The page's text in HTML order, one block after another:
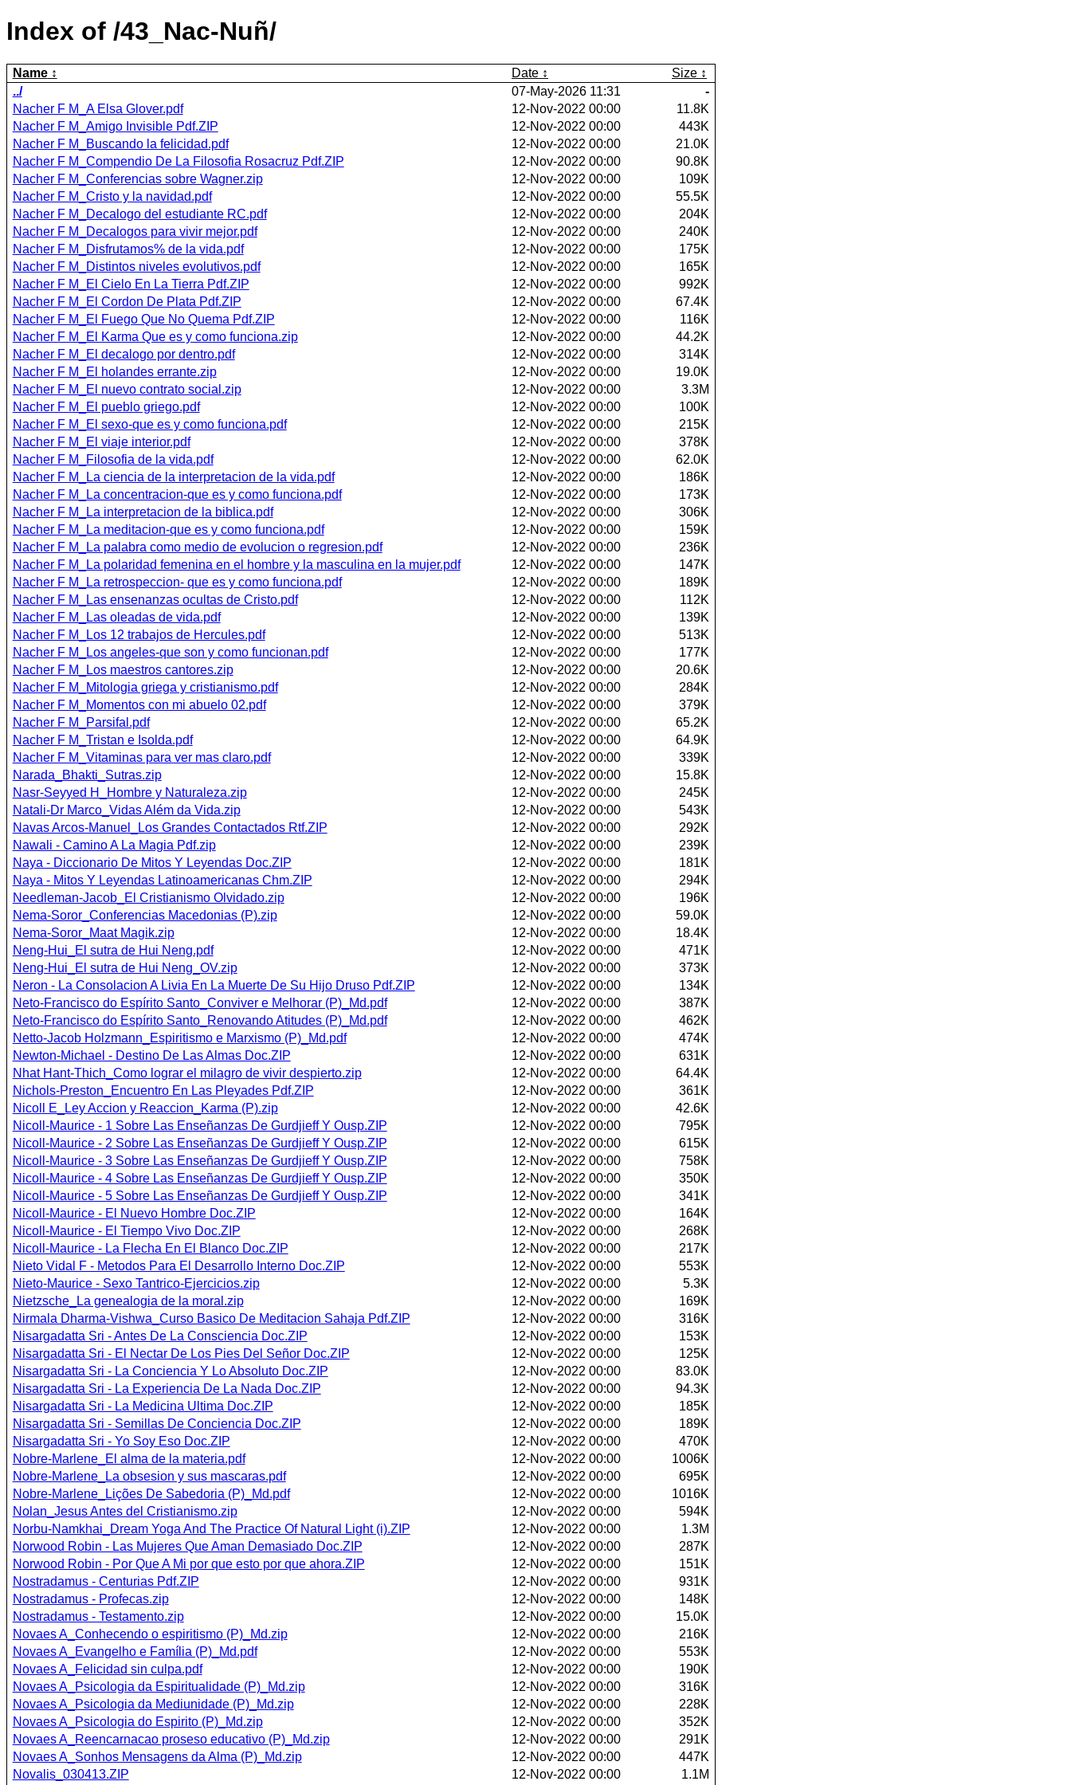
Index of /43_Nac-Nuñ/
Name Date
Size
../
07-May-2026 11:31
-
Nacher F M_A Elsa Glover.pdf
12-Nov-2022 00:00
11.8K
Nacher F M_Amigo Invisible Pdf.ZIP
12-Nov-2022 00:00
443K
Nacher F M_Buscando la felicidad.pdf
12-Nov-2022 00:00
21.0K
Nacher F M_Compendio De La Filosofia Rosacruz Pdf.ZIP
12-Nov-2022 00:00
90.8K
Nacher F M_Conferencias sobre Wagner.zip
12-Nov-2022 00:00
109K
Nacher F M_Cristo y la navidad.pdf
12-Nov-2022 00:00
55.5K
Nacher F M_Decalogo del estudiante RC.pdf
12-Nov-2022 00:00
204K
Nacher F M_Decalogos para vivir mejor.pdf
12-Nov-2022 00:00
240K
Nacher F M_Disfrutamos% de la vida.pdf
12-Nov-2022 00:00
175K
Nacher F M_Distintos niveles evolutivos.pdf
12-Nov-2022 00:00
165K
Nacher F M_El Cielo En La Tierra Pdf.ZIP
12-Nov-2022 00:00
992K
Nacher F M_El Cordon De Plata Pdf.ZIP
12-Nov-2022 00:00
67.4K
Nacher F M_El Fuego Que No Quema Pdf.ZIP
12-Nov-2022 00:00
116K
Nacher F M_El Karma Que es y como funciona.zip
12-Nov-2022 00:00
44.2K
Nacher F M_El decalogo por dentro.pdf
12-Nov-2022 00:00
314K
Nacher F M_El holandes errante.zip
12-Nov-2022 00:00
19.0K
Nacher F M_El nuevo contrato social.zip
12-Nov-2022 00:00
3.3M
Nacher F M_El pueblo griego.pdf
12-Nov-2022 00:00
100K
Nacher F M_El sexo-que es y como funciona.pdf
12-Nov-2022 00:00
215K
Nacher F M_El viaje interior.pdf
12-Nov-2022 00:00
378K
Nacher F M_Filosofia de la vida.pdf
12-Nov-2022 00:00
62.0K
Nacher F M_La ciencia de la interpretacion de la vida.pdf
12-Nov-2022 00:00
186K
Nacher F M_La concentracion-que es y como funciona.pdf
12-Nov-2022 00:00
173K
Nacher F M_La interpretacion de la biblica.pdf
12-Nov-2022 00:00
306K
Nacher F M_La meditacion-que es y como funciona.pdf
12-Nov-2022 00:00
159K
Nacher F M_La palabra como medio de evolucion o regresion.pdf
12-Nov-2022 00:00
236K
Nacher F M_La polaridad femenina en el hombre y la masculina en la mujer.pdf
12-Nov-2022 00:00
147K
Nacher F M_La retrospeccion- que es y como funciona.pdf
12-Nov-2022 00:00
189K
Nacher F M_Las ensenanzas ocultas de Cristo.pdf
12-Nov-2022 00:00
112K
Nacher F M_Las oleadas de vida.pdf
12-Nov-2022 00:00
139K
Nacher F M_Los 12 trabajos de Hercules.pdf
12-Nov-2022 00:00
513K
Nacher F M_Los angeles-que son y como funcionan.pdf
12-Nov-2022 00:00
177K
Nacher F M_Los maestros cantores.zip
12-Nov-2022 00:00
20.6K
Nacher F M_Mitologia griega y cristianismo.pdf
12-Nov-2022 00:00
284K
Nacher F M_Momentos con mi abuelo 02.pdf
12-Nov-2022 00:00
379K
Nacher F M_Parsifal.pdf
12-Nov-2022 00:00
65.2K
Nacher F M_Tristan e Isolda.pdf
12-Nov-2022 00:00
64.9K
Nacher F M_Vitaminas para ver mas claro.pdf
12-Nov-2022 00:00
339K
Narada_Bhakti_Sutras.zip
12-Nov-2022 00:00
15.8K
Nasr-Seyyed H_Hombre y Naturaleza.zip
12-Nov-2022 00:00
245K
Natali-Dr Marco_Vidas Além da Vida.zip
12-Nov-2022 00:00
543K
Navas Arcos-Manuel_Los Grandes Contactados Rtf.ZIP
12-Nov-2022 00:00
292K
Nawali - Camino A La Magia Pdf.zip
12-Nov-2022 00:00
239K
Naya - Diccionario De Mitos Y Leyendas Doc.ZIP
12-Nov-2022 00:00
181K
Naya - Mitos Y Leyendas Latinoamericanas Chm.ZIP
12-Nov-2022 00:00
294K
Needleman-Jacob_El Cristianismo Olvidado.zip
12-Nov-2022 00:00
196K
Nema-Soror_Conferencias Macedonias (P).zip
12-Nov-2022 00:00
59.0K
Nema-Soror_Maat Magik.zip
12-Nov-2022 00:00
18.4K
Neng-Hui_El sutra de Hui Neng.pdf
12-Nov-2022 00:00
471K
Neng-Hui_El sutra de Hui Neng_OV.zip
12-Nov-2022 00:00
373K
Neron - La Consolacion A Livia En La Muerte De Su Hijo Druso Pdf.ZIP
12-Nov-2022 00:00
134K
Neto-Francisco do Espírito Santo_Conviver e Melhorar (P)_Md.pdf
12-Nov-2022 00:00
387K
Neto-Francisco do Espírito Santo_Renovando Atitudes (P)_Md.pdf
12-Nov-2022 00:00
462K
Netto-Jacob Holzmann_Espiritismo e Marxismo (P)_Md.pdf
12-Nov-2022 00:00
474K
Newton-Michael - Destino De Las Almas Doc.ZIP
12-Nov-2022 00:00
631K
Nhat Hant-Thich_Como lograr el milagro de vivir despierto.zip
12-Nov-2022 00:00
64.4K
Nichols-Preston_Encuentro En Las Pleyades Pdf.ZIP
12-Nov-2022 00:00
361K
Nicoll E_Ley Accion y Reaccion_Karma (P).zip
12-Nov-2022 00:00
42.6K
Nicoll-Maurice - 1 Sobre Las Enseñanzas De Gurdjieff Y Ousp.ZIP
12-Nov-2022 00:00
795K
Nicoll-Maurice - 2 Sobre Las Enseñanzas De Gurdjieff Y Ousp.ZIP
12-Nov-2022 00:00
615K
Nicoll-Maurice - 3 Sobre Las Enseñanzas De Gurdjieff Y Ousp.ZIP
12-Nov-2022 00:00
758K
Nicoll-Maurice - 4 Sobre Las Enseñanzas De Gurdjieff Y Ousp.ZIP
12-Nov-2022 00:00
350K
Nicoll-Maurice - 5 Sobre Las Enseñanzas De Gurdjieff Y Ousp.ZIP
12-Nov-2022 00:00
341K
Nicoll-Maurice - El Nuevo Hombre Doc.ZIP
12-Nov-2022 00:00
164K
Nicoll-Maurice - El Tiempo Vivo Doc.ZIP
12-Nov-2022 00:00
268K
Nicoll-Maurice - La Flecha En El Blanco Doc.ZIP
12-Nov-2022 00:00
217K
Nieto Vidal F - Metodos Para El Desarrollo Interno Doc.ZIP
12-Nov-2022 00:00
553K
Nieto-Maurice - Sexo Tantrico-Ejercicios.zip
12-Nov-2022 00:00
5.3K
Nietzsche_La genealogia de la moral.zip
12-Nov-2022 00:00
169K
Nirmala Dharma-Vishwa_Curso Basico De Meditacion Sahaja Pdf.ZIP
12-Nov-2022 00:00
316K
Nisargadatta Sri - Antes De La Consciencia Doc.ZIP
12-Nov-2022 00:00
153K
Nisargadatta Sri - El Nectar De Los Pies Del Señor Doc.ZIP
12-Nov-2022 00:00
125K
Nisargadatta Sri - La Conciencia Y Lo Absoluto Doc.ZIP
12-Nov-2022 00:00
83.0K
Nisargadatta Sri - La Experiencia De La Nada Doc.ZIP
12-Nov-2022 00:00
94.3K
Nisargadatta Sri - La Medicina Ultima Doc.ZIP
12-Nov-2022 00:00
185K
Nisargadatta Sri - Semillas De Conciencia Doc.ZIP
12-Nov-2022 00:00
189K
Nisargadatta Sri - Yo Soy Eso Doc.ZIP
12-Nov-2022 00:00
470K
Nobre-Marlene_El alma de la materia.pdf
12-Nov-2022 00:00
1006K
Nobre-Marlene_La obsesion y sus mascaras.pdf
12-Nov-2022 00:00
695K
Nobre-Marlene_Lições De Sabedoria (P)_Md.pdf
12-Nov-2022 00:00
1016K
Nolan_Jesus Antes del Cristianismo.zip
12-Nov-2022 00:00
594K
Norbu-Namkhai_Dream Yoga And The Practice Of Natural Light (i).ZIP
12-Nov-2022 00:00
1.3M
Norwood Robin - Las Mujeres Que Aman Demasiado Doc.ZIP
12-Nov-2022 00:00
287K
Norwood Robin - Por Que A Mi por que esto por que ahora.ZIP
12-Nov-2022 00:00
151K
Nostradamus - Centurias Pdf.ZIP
12-Nov-2022 00:00
931K
Nostradamus - Profecas.zip
12-Nov-2022 00:00
148K
Nostradamus - Testamento.zip
12-Nov-2022 00:00
15.0K
Novaes A_Conhecendo o espiritismo (P)_Md.zip
12-Nov-2022 00:00
216K
Novaes A_Evangelho e Família (P)_Md.pdf
12-Nov-2022 00:00
553K
Novaes A_Felicidad sin culpa.pdf
12-Nov-2022 00:00
190K
Novaes A_Psicologia da Espiritualidade (P)_Md.zip
12-Nov-2022 00:00
316K
Novaes A_Psicologia da Mediunidade (P)_Md.zip
12-Nov-2022 00:00
228K
Novaes A_Psicologia do Espirito (P)_Md.zip
12-Nov-2022 00:00
352K
Novaes A_Reencarnacao proseso educativo (P)_Md.zip
12-Nov-2022 00:00
291K
Novaes A_Sonhos Mensagens da Alma (P)_Md.zip
12-Nov-2022 00:00
447K
Novalis_030413.ZIP
12-Nov-2022 00:00
1.1M